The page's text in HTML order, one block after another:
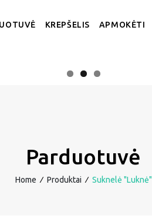
KREPŠELIS APMOKĖTI
Parduotuvė
Home ∕ Produktai ∕ Suknelė "Luknė"